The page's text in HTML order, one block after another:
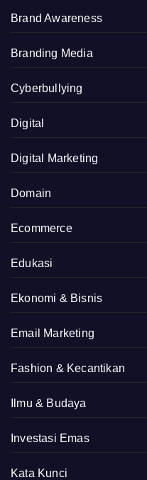
Brand Awareness
Branding Media
Cyberbullying
Digital
Digital Marketing
Domain
Ecommerce
Edukasi
Ekonomi & Bisnis
Email Marketing
Fashion & Kecantikan
Ilmu & Budaya
Investasi Emas
Kata Kunci